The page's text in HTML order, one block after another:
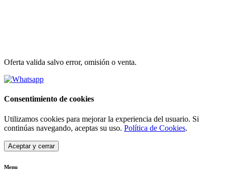
Oferta valida salvo error, omisión o venta.
Consentimiento de cookies
Utilizamos cookies para mejorar la experiencia del usuario. Si
continúas navegando, aceptas su uso. Política de Cookies.
Aceptar y cerrar
Menu